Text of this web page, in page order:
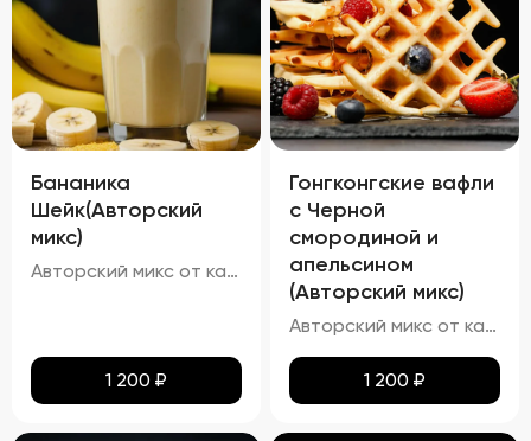
Бананика
Шейк(Авторский
микс)
Авторский микс от кальянных мастеров - Это идеальный баланс нежного аромата спелой клубники и кремовой мякоти зрелых бананов
1 200 ₽
Гонгконгские вафли
с Черной
смородиной и
апельсином
(Авторский микс)
Авторский микс от каленных мастеров - Известный Вафельный бисквит со вкусом апельсина и ягодкой чёрной смородины
1 200 ₽